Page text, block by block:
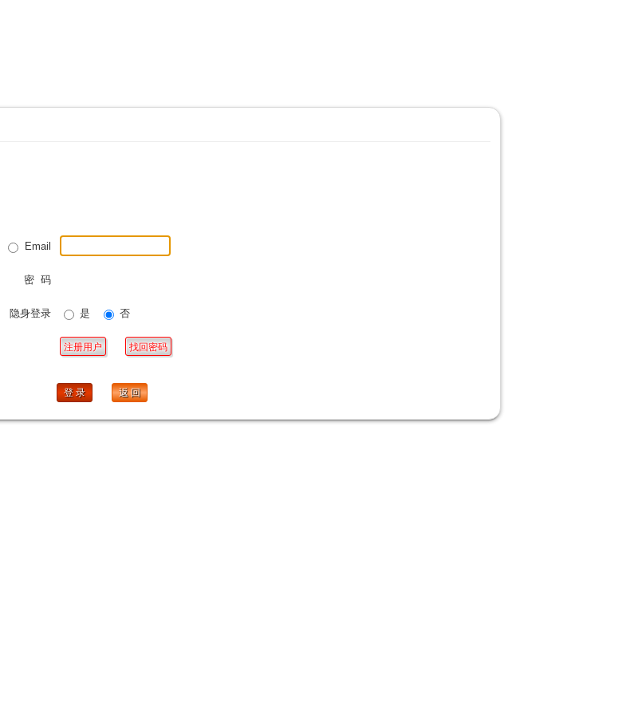
Email
密 码
隐身登录 是 否